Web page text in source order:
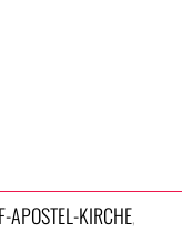
APOSTEL-KIRCHE,